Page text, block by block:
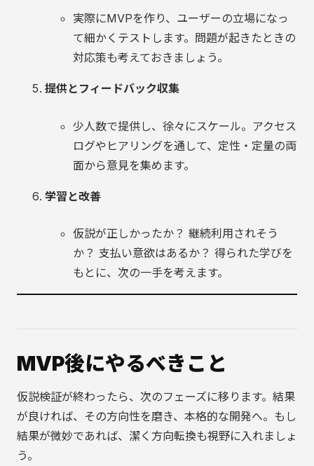
実際にMVPを作り、ユーザーの立場になっ
て細かくテストします。問題が起きたときの
対応策も考えておきましょう。
提供とフィードバック収集
少人数で提供し、徐々にスケール。アクセス
ログやヒアリングを通して、定性・定量の両
面から意見を集めます。
学習と改善
仮説が正しかったか？ 継続利用されそう
か？ 支払い意欲はあるか？ 得られた学びを
もとに、次の一手を考えます。
MVP後にやるべきこと
仮説検証が終わったら、次のフェーズに移ります。結果
が良ければ、その方向性を磨き、本格的な開発へ。もし
結果が微妙であれば、潔く方向転換も視野に入れましょ
う。